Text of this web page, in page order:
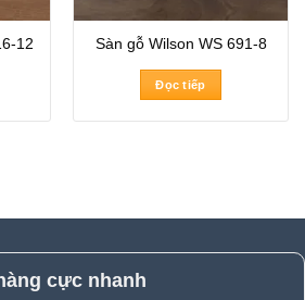
12 Sàn gỗ Wilson WS 691-8
Đọc tiếp
cực nhanh